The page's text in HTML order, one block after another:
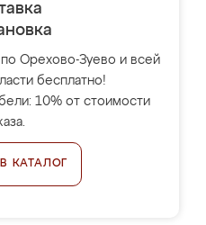
Орехово-Зуево и всей
бесплатно!
10% от стоимости
КАТАЛОГ